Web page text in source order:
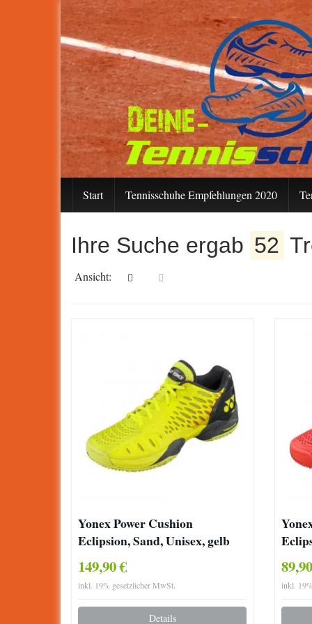
Start Tennisschuhe Empfehlungen 2020
Ihre Suche ergab 52
Ansicht:
Yonex Power Cushion
Eclipsion, Sand, Unisex, gelb
149,90 €
inkl. 19% gesetzlicher MwSt.
Details
inkl.